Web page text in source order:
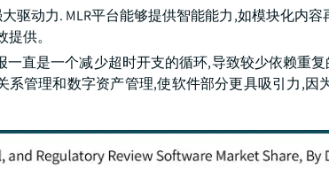
驱动力. MLR平台能够提供智能能力,如模块化内
供。
直是一个减少超时开支的循环,导致较少依赖重
系管理和数字资产管理,使软件部分更具吸引力,